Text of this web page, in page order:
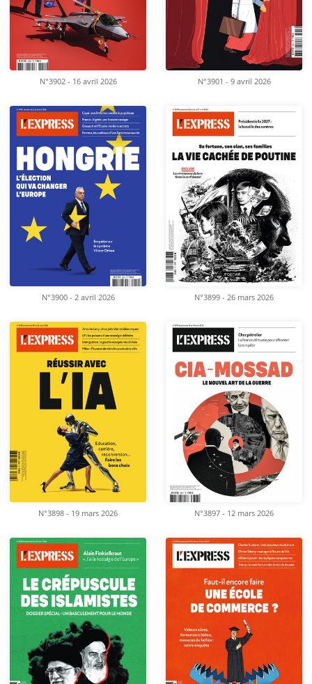
N°3902 - 16 avril 2026 N°3901 - 9 avril 2026
N°3900 - 2 avril 2026 N°3899 - 26 mars 2026
N°3898 - 19 mars 2026 N°3897 - 12 mars 2026